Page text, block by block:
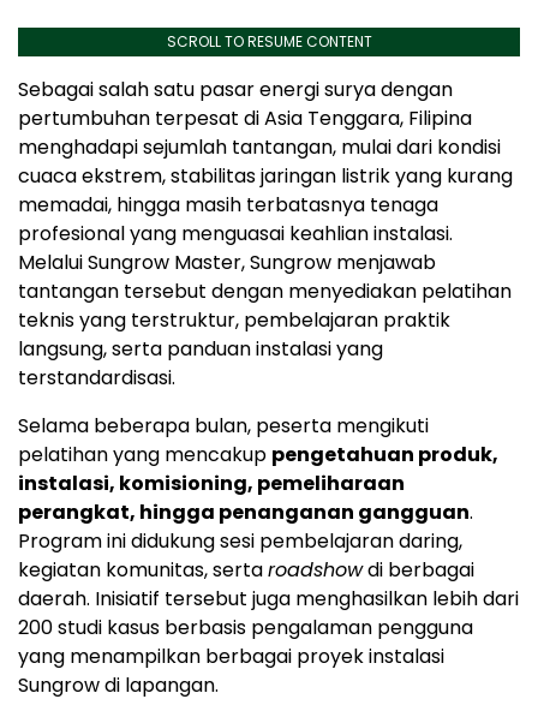
SCROLL TO RESUME CONTENT
Sebagai salah satu pasar energi surya dengan
pertumbuhan terpesat di Asia Tenggara, Filipina
menghadapi sejumlah tantangan, mulai dari kondisi
cuaca ekstrem, stabilitas jaringan listrik yang kurang
memadai, hingga masih terbatasnya tenaga
profesional yang menguasai keahlian instalasi.
Melalui Sungrow Master, Sungrow menjawab
tantangan tersebut dengan menyediakan pelatihan
teknis yang terstruktur, pembelajaran praktik
langsung, serta panduan instalasi yang
terstandardisasi.
Selama beberapa bulan, peserta mengikuti
pelatihan yang mencakup pengetahuan produk,
instalasi, komisioning, pemeliharaan
perangkat, hingga penanganan gangguan.
Program ini didukung sesi pembelajaran daring,
kegiatan komunitas, sertaroadshowdi berbagai
daerah. Inisiatif tersebut juga menghasilkan lebih dari
200 studi kasus berbasis pengalaman pengguna
yang menampilkan berbagai proyek instalasi
Sungrow di lapangan.